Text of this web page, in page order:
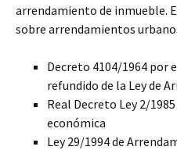
arrendamiento de inmueble.
sobre arrendamientos
Decreto 4104/1964 por
refundido de la Ley de
Real Decreto Ley 2/
económica
Ley 29/1994 de